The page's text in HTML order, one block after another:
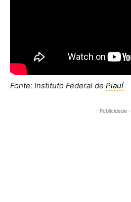
Fonte: Instituto Federal de Piauí
- Publicidade -